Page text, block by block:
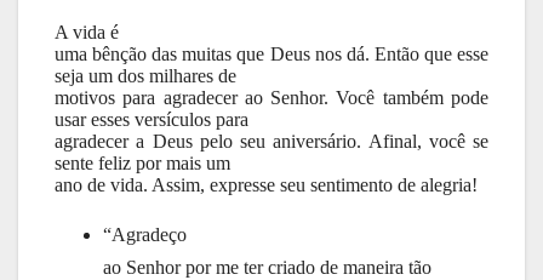
A vida é
uma bênção das muitas que Deus nos dá. Então que esse
seja um dos milhares de
motivos para agradecer ao Senhor. Você também pode
usar esses versículos para
agradecer a Deus pelo seu aniversário. Afinal, você se
sente feliz por mais um
ano de vida. Assim, expresse seu sentimento de alegria!
“Agradeço
ao Senhor por me ter criado de maneira tão